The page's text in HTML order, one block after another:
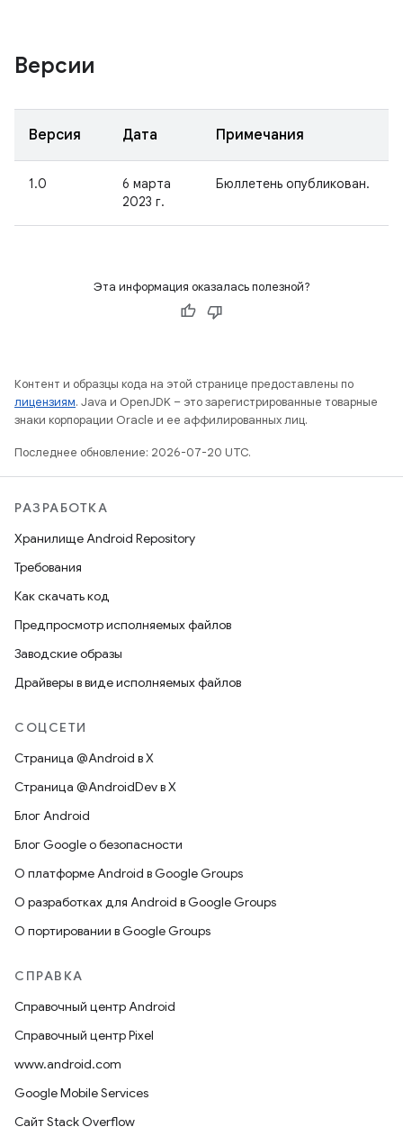
Версии
Версия Дата Примечания
1.0
6 марта
2023 г.
Бюллетень опубликован.
Эта информация оказалась полезной?
Контент и образцы кода на этой странице предоставлены по
лицензиям. Java и OpenJDK – это зарегистрированные товарные
знаки корпорации Oracle и ее аффилированных лиц.
Последнее обновление: 2026-07-20 UTC.
РАЗРАБОТКА
Хранилище Android Repository
Требования
Как скачать код
Предпросмотр исполняемых файлов
Заводские образы
Драйверы в виде исполняемых файлов
СОЦСЕТИ
Страница @Android в X
Страница @AndroidDev в X
Блог Android
Блог Google о безопасности
О платформе Android в Google Groups
О разработках для Android в Google Groups
О портировании в Google Groups
СПРАВКА
Справочный центр Android
Справочный центр Pixel
www.android.com
Google Mobile Services
Сайт Stack Overflow